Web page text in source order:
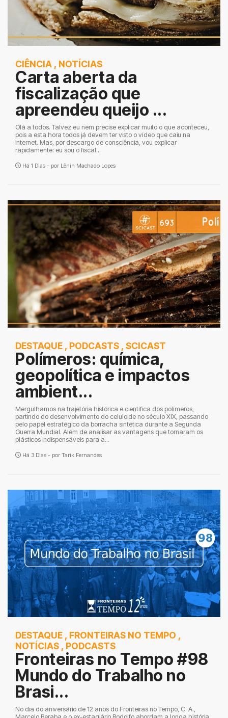
CIÊNCIA , NOTÍCIAS
Carta aberta da
fiscalização que
apreendeu queijo ...
Olá a todos. Talvez eu nem precise explicar muito o que aconteceu,
pois a esta hora todos já devem ter visto o vídeo que caiu na
internet. Mas, por descargo de consciência, vou explicar
rapidamente: eu sou o fiscal...
Há 1 Dias - por Lênin Machado Lopes
DESTAQUE , PODCASTS , SCICAST
Polímeros: química,
geopolítica e impactos
ambient...
Mergulhamos na trajetória histórica e científica dos polímeros,
partindo do desenvolvimento do celuloide no século XIX, passando
pelo papel estratégico da borracha sintética durante a Segunda
Guerra Mundial. Além de analisar as vantagens que tornaram os
plásticos indispensáveis para a...
Há 3 Dias - por Tarik Fernandes
DESTAQUE , FRONTEIRAS NO TEMPO ,
NOTÍCIAS , PODCASTS
Fronteiras no Tempo #98
Mundo do Trabalho no
Brasi...
No dia do aniversário de 12 anos do Fronteiras no Tempo, C. A.,